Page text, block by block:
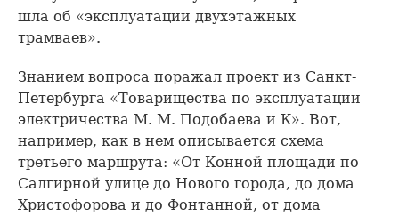
шла об «эксплуатации двухэтажных
трамваев».
Знанием вопроса поражал проект из Санкт-
Петербурга «Товарищества по эксплуатации
электричества М. М. Подобаева и К». Вот,
например, как в нем описывается схема
третьего маршрута: «От Конной площади по
Салгирной улице до Нового города, до дома
Христофорова и до Фонтанной, от дома